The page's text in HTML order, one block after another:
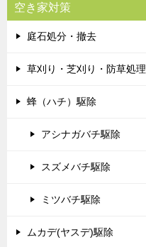
空き家対策
庭石処分・撤去
草刈り・芝刈り・防草処理
蜂（ハチ）駆除
アシナガバチ駆除
スズメバチ駆除
ミツバチ駆除
ムカデ(ヤスデ)駆除